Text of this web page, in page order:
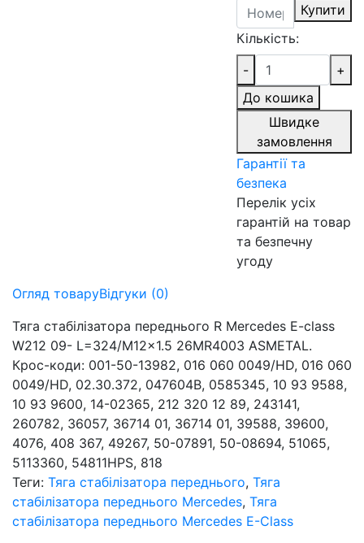
Купити
Кількість:
-
+
До кошика
Швидке
замовлення
Гарантії та
безпека
Перелік усіх
гарантій на товар
та безпечну
угоду
Огляд товаруВідгуки (0)
Тяга стабілізатора переднього R Mercedes E-class
W212 09- L=324/M12x1.5 26MR4003 ASMETAL.
Крос-коди: 001-50-13982, 016 060 0049/HD, 016 060
0049/HD, 02.30.372, 047604B, 0585345, 10 93 9588,
10 93 9600, 14-02365, 212 320 12 89, 243141,
260782, 36057, 36714 01, 36714 01, 39588, 39600,
4076, 408 367, 49267, 50-07891, 50-08694, 51065,
5113360, 54811HPS, 818
Теги: Тяга стабілізатора переднього, Тяга
стабілізатора переднього Mercedes, Тяга
стабілізатора переднього Mercedes E-Class